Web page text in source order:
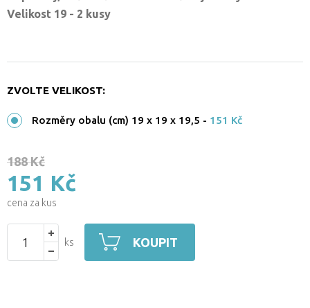
Velikost 19 - 2 kusy
ZVOLTE VELIKOST:
Rozměry obalu (cm) 19 x 19 x 19,5 - 151 Kč
188 Kč
151 Kč
cena za kus
ks KOUPIT